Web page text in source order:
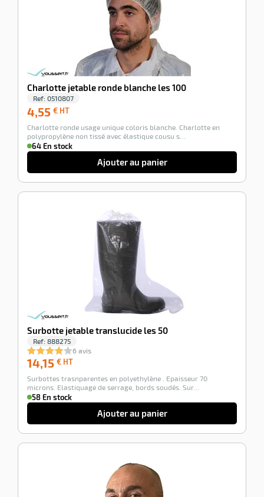
Charlotte jetable ronde blanche les 100
Ref: 0510807
4,55 € HT
HT
Charlotte ronde usage unique coloris blanche. Charlotte en
polypropylène non tissé avec élastique cousu s…
64 En stock
Ajouter au panier
Surbotte jetable translucide les 50
Ref: 888275
6 avis
14,15 € HT
HT
Surbottes trasnparentes en polyethylène . Epaisseur 70
microns. Elastiquage de serrage, bords soudés. Sur…
58 En stock
Ajouter au panier